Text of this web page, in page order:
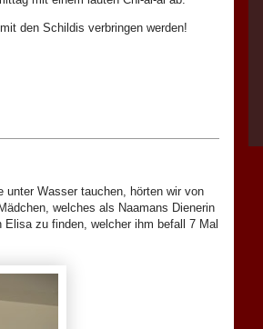
den Schildis verbringen werden!
unter Wasser tauchen, hörten wir von
welches als Naamans Dienerin
zu finden, welcher ihm befall 7 Mal